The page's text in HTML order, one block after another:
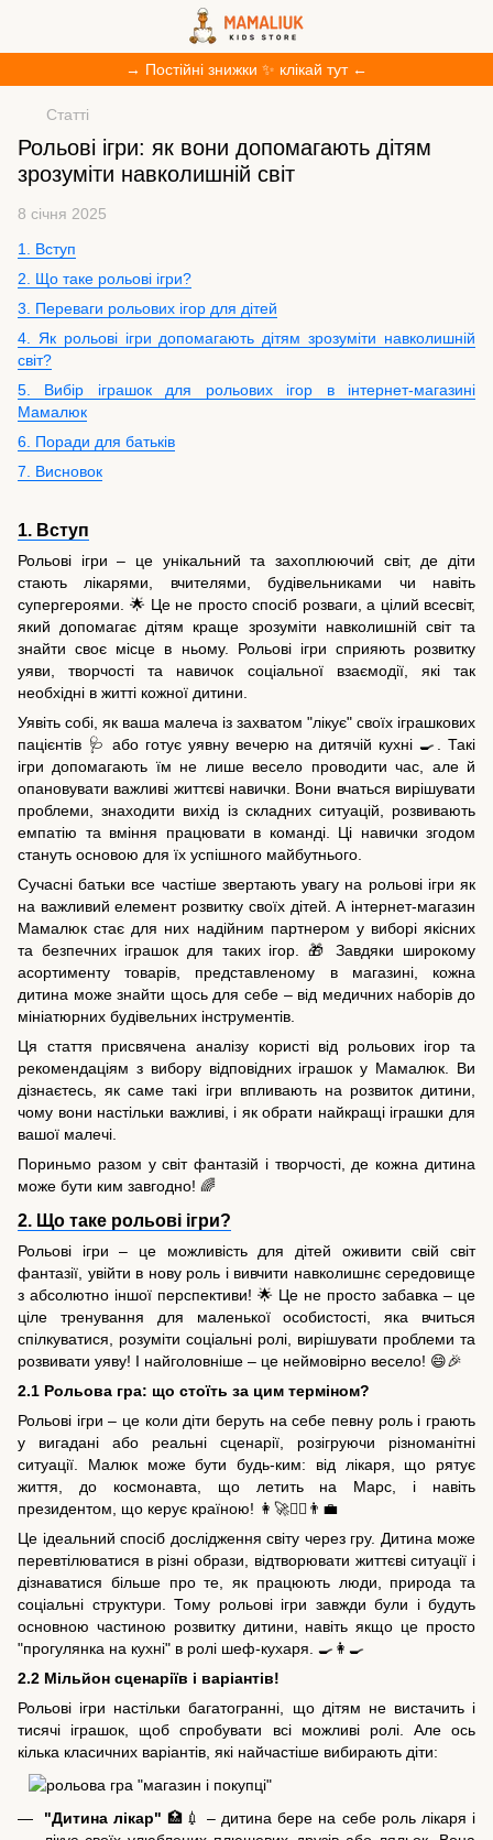
→ Постійні знижки ✨ клікай тут ←
Статті
Рольові ігри: як вони допомагають дітям
зрозуміти навколишній світ
8 січня 2025
1. Вступ
2. Що таке рольові ігри?
3. Переваги рольових ігор для дітей
4. Як рольові ігри допомагають дітям зрозуміти навколишній
світ?
5. Вибір іграшок для рольових ігор в інтернет-магазині
Мамалюк
6. Поради для батьків
7. Висновок
1. Вступ
Рольові ігри – це унікальний та захоплюючий світ, де діти
стають лікарями, вчителями, будівельниками чи навіть
супергероями. 🌟 Це не просто спосіб розваги, а цілий всесвіт,
який допомагає дітям краще зрозуміти навколишній світ та
знайти своє місце в ньому. Рольові ігри сприяють розвитку
уяви, творчості та навичок соціальної взаємодії, які так
необхідні в житті кожної дитини.
Уявіть собі, як ваша малеча із захватом "лікує" своїх іграшкових
пацієнтів 🩺 або готує уявну вечерю на дитячій кухні 🍳. Такі
ігри допомагають їм не лише весело проводити час, але й
опановувати важливі життєві навички. Вони вчаться вирішувати
проблеми, знаходити вихід із складних ситуацій, розвивають
емпатію та вміння працювати в команді. Ці навички згодом
стануть основою для їх успішного майбутнього.
Сучасні батьки все частіше звертають увагу на рольові ігри як
на важливий елемент розвитку своїх дітей. А інтернет-магазин
Мамалюк стає для них надійним партнером у виборі якісних
та безпечних іграшок для таких ігор. 🎁 Завдяки широкому
асортименту товарів, представленому в магазині, кожна
дитина може знайти щось для себе – від медичних наборів до
мініатюрних будівельних інструментів.
Ця стаття присвячена аналізу користі від рольових ігор та
рекомендаціям з вибору відповідних іграшок у Мамалюк. Ви
дізнаєтесь, як саме такі ігри впливають на розвиток дитини,
чому вони настільки важливі, і як обрати найкращі іграшки для
вашої малечі.
Пориньмо разом у світ фантазій і творчості, де кожна дитина
може бути ким завгодно! 🌈
2. Що таке рольові ігри?
Рольові ігри – це можливість для дітей оживити свій світ
фантазії, увійти в нову роль і вивчити навколишнє середовище
з абсолютно іншої перспективи! 🌟 Це не просто забавка – це
ціле тренування для маленької особистості, яка вчиться
спілкуватися, розуміти соціальні ролі, вирішувати проблеми та
розвивати уяву! І найголовніше – це неймовірно весело! 😄🎉
2.1 Рольова гра: що стоїть за цим терміном?
Рольові ігри – це коли діти беруть на себе певну роль і грають
у вигадані або реальні сценарії, розігруючи різноманітні
ситуації. Малюк може бути будь-ким: від лікаря, що рятує
життя, до космонавта, що летить на Марс, і навіть
президентом, що керує країною! 👩‍🚀👨‍⚕️👨‍💼
Це ідеальний спосіб дослідження світу через гру. Дитина може
перевтілюватися в різні образи, відтворювати життєві ситуації і
дізнаватися більше про те, як працюють люди, природа та
соціальні структури. Тому рольові ігри завжди були і будуть
основною частиною розвитку дитини, навіть якщо це просто
"прогулянка на кухні" в ролі шеф-кухаря. 🍳👩‍🍳
2.2 Мільйон сценаріїв і варіантів!
Рольові ігри настільки багатогранні, що дітям не вистачить і
тисячі іграшок, щоб спробувати всі можливі ролі. Але ось
кілька класичних варіантів, які найчастіше вибирають діти:
"Дитина лікар" 🏥💉 – дитина бере на себе роль лікаря і